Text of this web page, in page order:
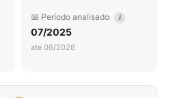
📅 Período analisado i
07/2025
até 06/2026